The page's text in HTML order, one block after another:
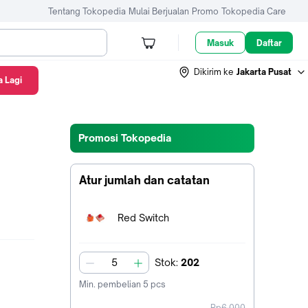
Tentang Tokopedia Mulai Berjualan Promo Tokopedia Care
Masuk Daftar
Dikirim ke Jakarta Pusat
Promosi Tokopedia
Atur jumlah dan catatan
Terpilih:
Red Switch
jumlah Stok: 202
Min. pembelian 5 pcs
Lagi